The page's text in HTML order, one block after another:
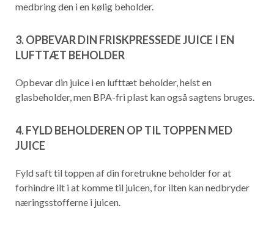
medbring den i en kølig beholder.
3. OPBEVAR DIN FRISKPRESSEDE JUICE I EN
LUFTTÆT BEHOLDER
Opbevar din juice i en lufttæt beholder, helst en
glasbeholder, men BPA-fri plast kan også sagtens bruges.
4. FYLD BEHOLDEREN OP TIL TOPPEN MED
JUICE
Fyld saft til toppen af din foretrukne beholder for at
forhindre ilt i at komme til juicen, for ilten kan nedbryder
næringsstofferne i juicen.